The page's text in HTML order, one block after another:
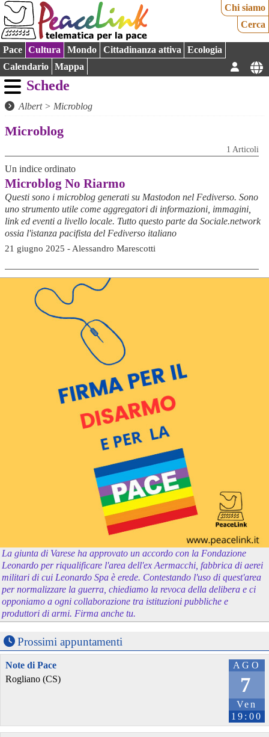
Chi siamo
Cerca
Pace Cultura Mondo Cittadinanza attiva
Ecologia
Calendario
Mappa
Schede
Albert> Microblog
Microblog
1 Articoli
Un indice ordinato
Microblog No Riarmo
Questi sono i microblog generati su Mastodon nel Fediverso. Sono
uno strumento utile come aggregatori di informazioni, immagini,
link ed eventi a livello locale. Tutto questo parte da Sociale.network
ossia l'istanza pacifista del Fediverso italiano
21 giugno 2025 - Alessandro Marescotti
La giunta di Varese ha approvato un accordo con la Fondazione
Leonardo per riqualificare l'area dell'ex Aermacchi, fabbrica di aerei
militari di cui Leonardo Spa è erede. Contestando l'uso di quest'area
per normalizzare la guerra, chiediamo la revoca della delibera e ci
opponiamo a ogni collaborazione tra istituzioni pubbliche e
produttori di armi. Firma anche tu.
Prossimi appuntamenti
AGO
7
Ven
19:00
Note di Pace
Rogliano (CS)